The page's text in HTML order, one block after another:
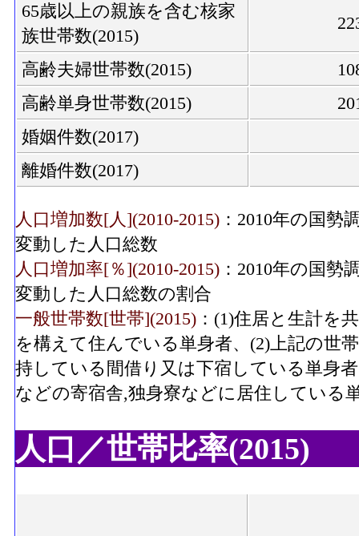
65歳以上の親族を含む核家
族世帯数(2015)
高齢夫婦世帯数(2015)
高齢単身世帯数(2015)
婚姻件数(2017)
離婚件数(2017)
人口増加数[人](2010-2015) ：2010年の国勢
変動した人口総数
人口増加率[％](2010-2015) ：2010年の国勢
変動した人口総数の割合
一般世帯数[世帯](2015) ：(1)住居と生計を
を構えて住んでいる単身者、(2)上記の世
持している間借り又は下宿している単身
などの寄宿舎,独身寮などに居住している
人口／世帯比率(2015)